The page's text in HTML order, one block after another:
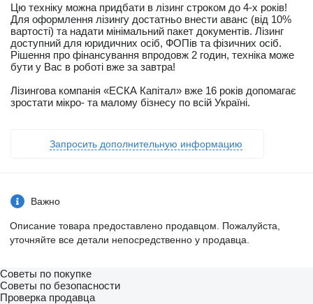
Цю техніку можна придбати в лізинг строком до 4-х років!
Для оформлення лізингу достатньо внести аванс (від 10%
вартості) та надати мінімальний пакет документів. Лізинг
доступний для юридичних осіб, ФОПів та фізичних осіб.
Рішення про фінансування впродовж 2 годин, техніка може
бути у Вас в роботі вже за завтра!
Лізингова компанія «ЕСКА Капітал» вже 16 років допомагає
зростати мікро- та малому бізнесу по всій Україні.
Запросить дополнительную информацию
Важно
Описание товара предоставлено продавцом. Пожалуйста,
уточняйте все детали непосредственно у продавца.
Советы по покупке
Советы по безопасности
Проверка продавца